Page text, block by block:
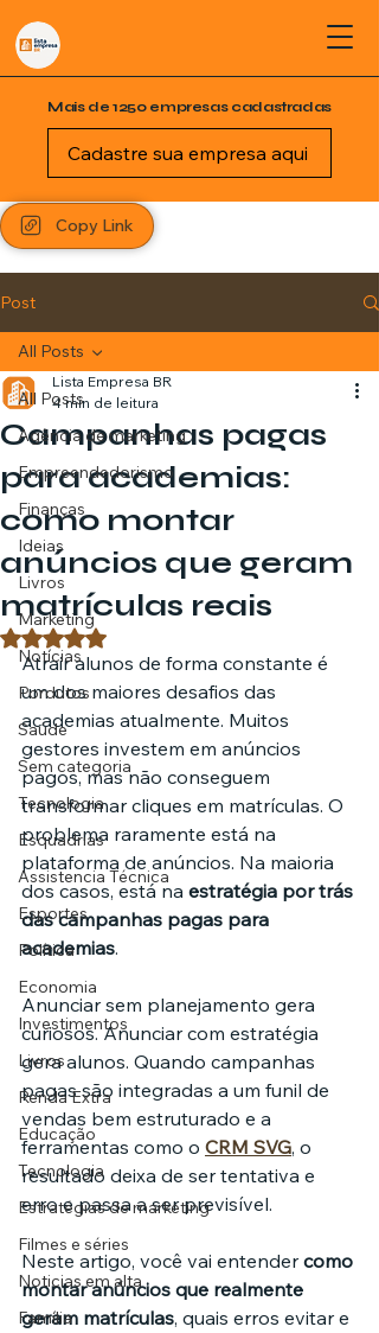
Mais de 1250 empresas cadastradas
Cadastre sua empresa aqui
Copy Link
Post
All Posts
Agência de marketing
Empreendedorismo
Finanças
Ideias
Livros
Marketing
Notícias
Pordutos
Saúde
Sem categoria
Tecnologia
Esquadrias
Assistencia Técnica
Esportes
Política
Economia
Investimentos
Livros
Renda Extra
Educação
Tecnologia
Estratégias de marketing
Filmes e séries
Noticias em alta
Família
All Posts
Campanhas pagas
para academias:
como montar
anúncios que geram
matrículas reais
Lista Empresa BR
4 min de leitura
Avaliado com NaN de 5 estrelas.
Atrair alunos de forma constante é
um dos maiores desafios das
academias atualmente. Muitos
gestores investem em anúncios
pagos, mas não conseguem
transformar cliques em matrículas. O
problema raramente está na
plataforma de anúncios. Na maioria
dos casos, está na estratégia por trás
das campanhas pagas para
academias.
Anunciar sem planejamento gera
curiosos. Anunciar com estratégia
gera alunos. Quando campanhas
pagas são integradas a um funil de
vendas bem estruturado e a
ferramentas como o CRM SVG, o
resultado deixa de ser tentativa e
erro e passa a ser previsível.
Neste artigo, você vai entender como
montar anúncios que realmente
geram matrículas, quais erros evitar e